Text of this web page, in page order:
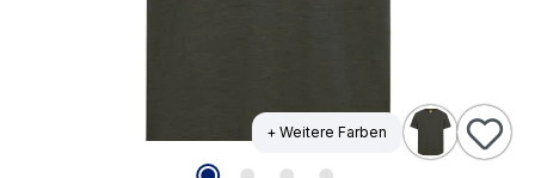
+ Weitere Farben